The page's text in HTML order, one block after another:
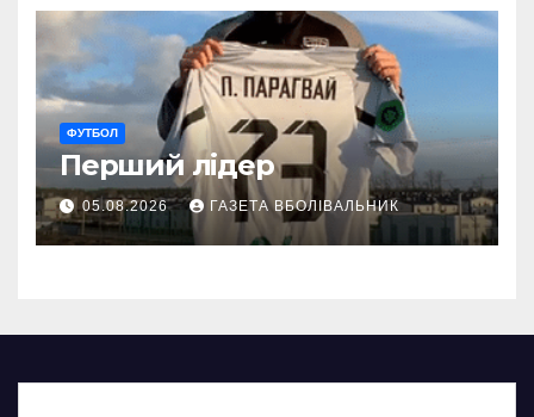
ФУТБОЛ
Перший лідер
05.08.2026 ГАЗЕТА ВБОЛІВАЛЬНИК